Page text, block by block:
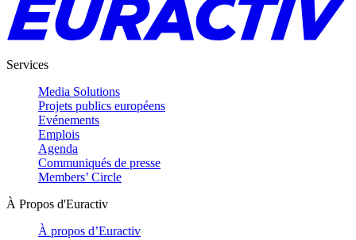
Services
Media Solutions
Projets publics européens
Evénements
Emplois
Agenda
Communiqués de presse
Members’ Circle
À Propos d'Euractiv
À propos d’Euractiv